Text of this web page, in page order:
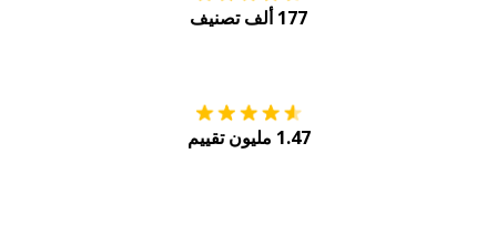
177 ألف تصنيف
1.47 مليون تقييم